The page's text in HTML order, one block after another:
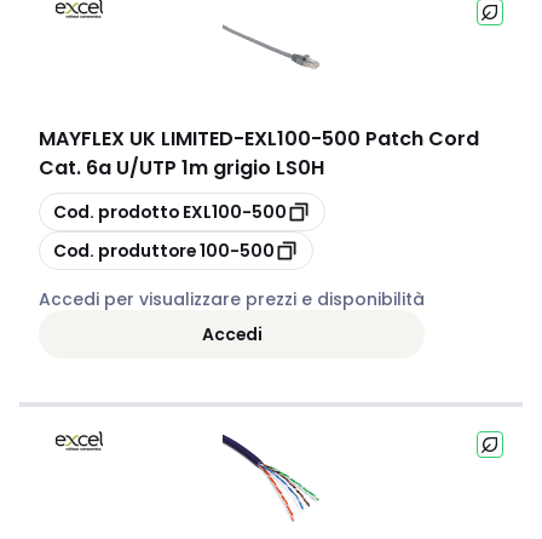
MAYFLEX UK LIMITED-EXL100-500 Patch Cord
Cat. 6a U/UTP 1m grigio LS0H
copia
Cod. prodotto EXL100-500
copia
Cod. produttore100-500
Accedi per visualizzare prezzi e disponibilità
Accedi